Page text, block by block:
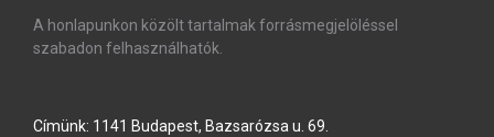
A honlapunkon közölt tartalmak forrásmegjelöléssel
szabadon felhasználhatók.
Címünk: 1141 Budapest, Bazsarózsa u. 69.